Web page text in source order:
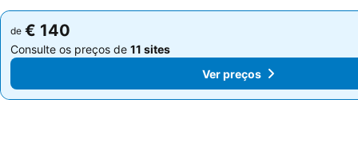
de € 140
Consulte os preços de 11 sites
de € 140
Consulte os preços de 11 sites
Ver preços